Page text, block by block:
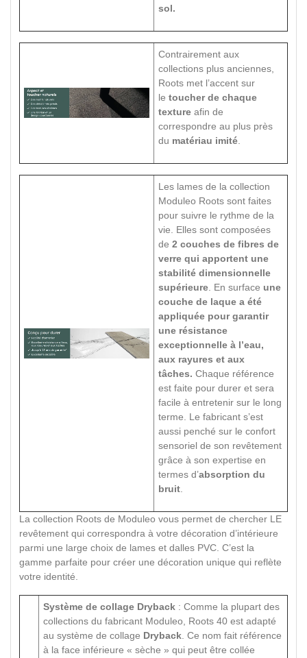
sol.
Contrairement aux
collections plus anciennes,
Roots met l’accent sur
le toucher de chaque
texture afin de
correspondre au plus près
du matériau imité
Les lames de la collection
Moduleo Roots sont faites
pour suivre le rythme de la
vie. Elles sont composées
de 2 couches de fibres de
verre qui apportent une
stabilité dimensionnelle
supérieure . En surface une
couche de laque a été
appliquée pour garantir
une résistance
exceptionnelle à l’eau,
aux rayures et aux
tâches. Chaque référence
est faite pour durer et sera
facile à entretenir sur le long
terme. Le fabricant s’est
aussi penché sur le confort
sensoriel de son revêtement
grâce à son expertise en
termes d’absorption du
bruit
La collection Roots de Moduleo vous permet de chercher LE
revêtement qui correspondra à votre décoration d’intérieure
parmi une large choix de lames et dalles PVC. C’est la
gamme parfaite pour créer une décoration unique qui reflète
votre identité.
Système de collage Dryback : Comme la plupart des
collections du fabricant Moduleo, Roots 40 est adapté
au système de collage Dryback . Ce nom fait référence
à la face inférieure « sèche » qui peut être collée